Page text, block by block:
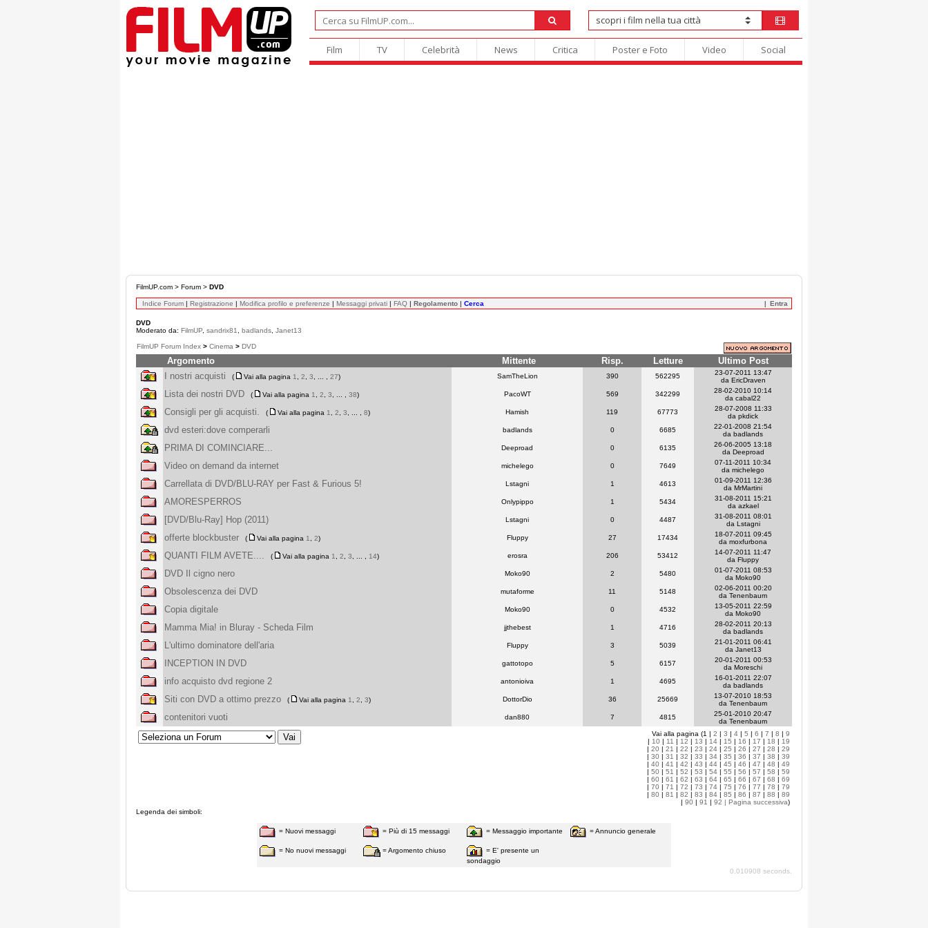
Film TV Celebrità News Critica Poster e Foto Video Social
FilmUP.com > Forum > DVD
Indice Forum | Registrazione | Modifica profilo e preferenze | Messaggi privati | FAQ | Regolamento | Cerca Entra
DVD
Moderato da: FilmUP sandrix81 badlands Janet13
FilmUP Forum Index > Cinema > DVD
Argomento Mittente Risp. Letture
Ultimo Post
I nostri acquisti
( Vai alla pagina 1 2 3 27) SamTheLion 390 562295
23-07-2011 13:47
da EricDraven
Lista dei nostri DVD ( Vai alla pagina 1 2 3 38) PacoWT 569 342299
28-02-2010 10:14
da cabal22
Consigli per gli acquisti. ( Vai alla pagina 1 2 3 8) Hamish 119 67773
28-07-2008 11:33
da pkdick
dvd esteri:dove comperarli badlands 0 6685
22-01-2008 21:54
da badlands
PRIMA DI COMINCIARE... Deeproad 0 6135
26-06-2005 13:18
da Deeproad
Video on demand da internet michelego 0 7649
07-11-2011 10:34
da michelego
Carrellata di DVD/BLU-RAY per Fast & Furious 5! Lstagni 1 4613
01-09-2011 12:36
da MrMartini
AMORESPERROS Onlypippo 1 5434
31-08-2011 15:21
da azkael
[DVD/Blu-Ray] Hop (2011) Lstagni 0 4487
31-08-2011 08:01
da Lstagni
offerte blockbuster ( Vai alla pagina 1 2) Fluppy 27 17434
18-07-2011 09:45
da moxfurbona
QUANTI FILM AVETE.... ( Vai alla pagina 1 2 3 14) erosra 206 53412
14-07-2011 11:47
da Fluppy
DVD Il cigno nero Moko90 2 5480
01-07-2011 08:53
da Moko90
Obsolescenza dei DVD mutaforme 11 5148
02-06-2011 00:20
da Tenenbaum
Copia digitale Moko90 0 4532
13-05-2011 22:59
da Moko90
Mamma Mia! in Bluray - Scheda Film jjthebest 1 4716
28-02-2011 20:13
da badlands
L'ultimo dominatore dell'aria Fluppy 3 5039
21-01-2011 06:41
da Janet13
INCEPTION IN DVD gattotopo 5 6157
20-01-2011 00:53
da Moreschi
info acquisto dvd regione 2 antonioiva 1 4695
16-01-2011 22:07
da badlands
Siti con DVD a ottimo prezzo ( Vai alla pagina 1 2 3) DottorDio 36 25669
13-07-2010 18:53
da Tenenbaum
contenitori vuoti dan880 7 4815
25-01-2010 20:47
da Tenenbaum
Vai alla pagina (1 | 2 | 3 | 4 | 5 | 6 | 7 | 8 | 9
| 10 | 11 | 12 | 13 | 14 | 15 | 16 | 17 | 18 | 19
| 20 | 21 | 22 | 23 | 24 | 25 | 26 | 27 | 28 | 29
| 30 | 31 | 32 | 33 | 34 | 35 | 36 | 37 | 38 | 39
| 40 | 41 | 42 | 43 | 44 | 45 | 46 | 47 | 48 | 49
| 50 | 51 | 52 | 53 | 54 | 55 | 56 | 57 | 58 | 59
| 60 | 61 | 62 | 63 | 64 | 65 | 66 | 67 | 68 | 69
| 70 | 71 | 72 | 73 | 74 | 75 | 76 | 77 | 78 | 79
| 80 | 81 | 82 | 83 | 84 | 85 | 86 | 87 | 88 | 89
| 90 | 91 | 92 | Pagina successiva)
Legenda dei simboli:
= Nuovi messaggi
= No nuovi messaggi
= Più di 15 messaggi
= Argomento chiuso
= Messaggio importante
= E' presente un
sondaggio
= Annuncio generale
0.010908 seconds.